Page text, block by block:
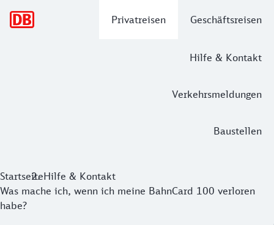
Privatreisen Geschäftsreisen
Hilfe & Kontakt
Verkehrsmeldungen
Baustellen
StartseiteHilfe & Kontakt
Was mache ich, wenn ich meine BahnCard 100 verloren
habe?